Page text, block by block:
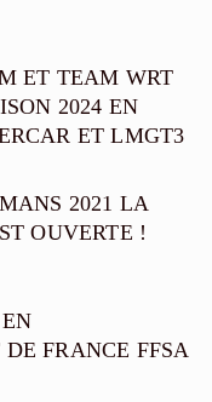
ET TEAM WRT
2024 EN
ET LMGT3
2021 LA
OUVERTE !
FRANCE FFSA